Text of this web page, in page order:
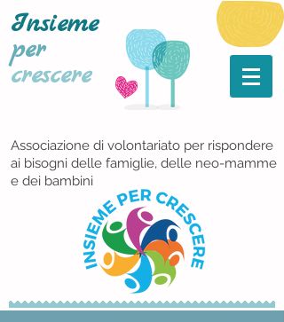
Insieme
per
crescere
Associazione di volontariato per rispondere
ai bisogni delle famiglie, delle neo-mamme
e dei bambini